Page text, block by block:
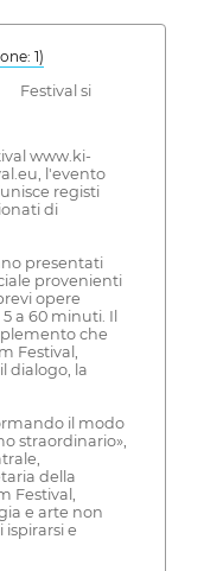
1)
Festival si
www.ki-
l'evento
registi
di
presentati
provenienti
opere
a 60 minuti. Il
che
Festival,
dialogo, la
il modo
straordinario»,
della
Festival,
e arte non
e